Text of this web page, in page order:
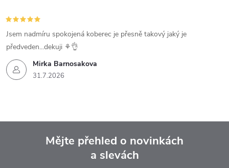
Mirka Barnosakova
31.7.2026
Jsem nadmíru spokojená koberec je přesně takový jaký je
předveden...dekuji ⚘️👌
Mějte přehled o novinkách
a slevách